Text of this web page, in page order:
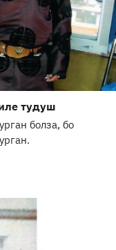
тудуш
болза, бо